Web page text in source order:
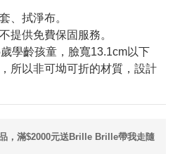
、拭淨布。
提供免費保固服務。
學齡孩童，臉寬13.1cm以下
所以非可坳可折的材質，設計
，滿$2000元送Brille Brille帶我走隨